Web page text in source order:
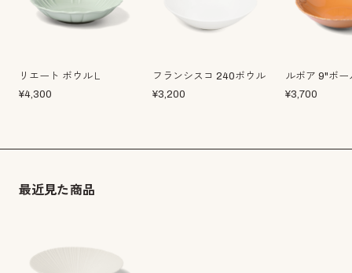
リエート ボウルＬ
¥4,300
フランシスコ 240ボウル
¥3,200
ルボア 9"ボー
¥3,700
最近見た商品